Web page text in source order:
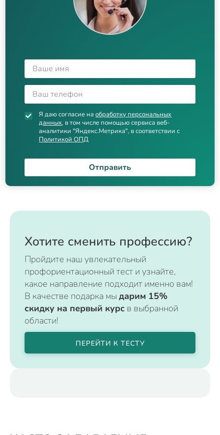
Я даю согласие наобработку персональных
данных, в том числе помощью сервиса веб-
аналитики "Яндекс.Метрика", в соответствии с
Политикой ОПД
Отправить
Хотите сменить профессию?
Пройдите наш увлекательный
профориентационный тест и узнайте,
какое направление подходит именно вам!
В качестве подарка мы дарим 15%
скидку на первый курс в выбранной
области!
ПЕРЕЙТИ К ТЕСТУ